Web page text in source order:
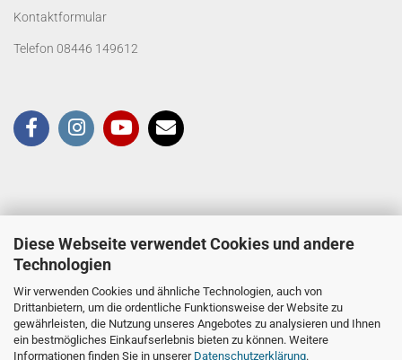
Diese Webseite verwendet Cookies und andere
Technologien
Wir verwenden Cookies und ähnliche Technologien, auch von
Drittanbietern, um die ordentliche Funktionsweise der Website zu
gewährleisten, die Nutzung unseres Angebotes zu analysieren und Ihnen
ein bestmögliches Einkaufserlebnis bieten zu können. Weitere
Informationen finden Sie in unserer Datenschutzerklärung.
Kontaktformular
Telefon 08446 149612